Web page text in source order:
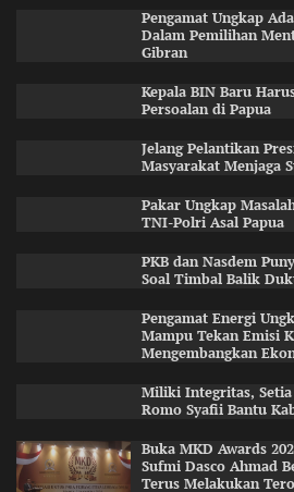
Pengamat Ungkap
Dalam Pemilihan
Gibran
Kepala BIN Baru
Persoalan di Papua
Jelang Pelantikan
Masyarakat Menjaga
Pakar Ungkap
TNI-Polri Asal Papua
PKB dan Nasdem
Soal Timbal Balik
Pengamat Energi
Mampu Tekan Emisi
Mengembangkan
Miliki Integritas,
Romo Syafii Bantu
Buka MKD Awards
Sufmi Dasco Ahmad
Terus Melakukan